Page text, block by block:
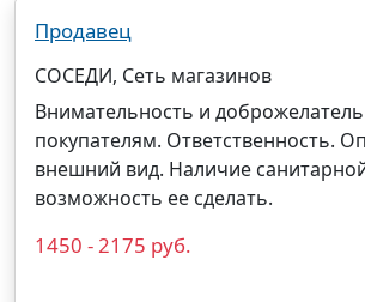
Продавец
СОСЕДИ, Сеть магазинов
Внимательность и
покупателям. Ответственность.
внешний вид. Наличие
возможность ее сделать.
1450 - 2175 руб.